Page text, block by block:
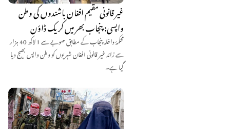
غیر قانونی مقیم افغان باشندوں کی وطن
واپسی: پنجاب بھر میں کریک ڈاؤن
محکمۂ داخلہ پنجاب کے مطابق صوبے سے 1 لاکھ 40 ہزار
سے زائد غیر قانونی افغان شہریوں کو وطن واپس بھیج دیا
گیا ہے۔